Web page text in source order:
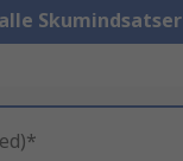
Skumindsatser